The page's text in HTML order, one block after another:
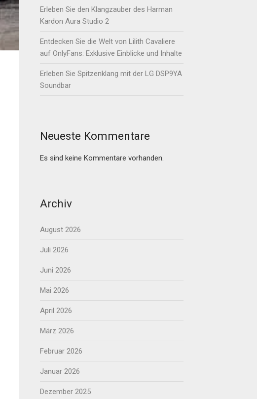
Erleben Sie den Klangzauber des Harman
Kardon Aura Studio 2
Entdecken Sie die Welt von Lilith Cavaliere
auf OnlyFans: Exklusive Einblicke und Inhalte
Erleben Sie Spitzenklang mit der LG DSP9YA
Soundbar
Neueste Kommentare
Es sind keine Kommentare vorhanden.
Archiv
August 2026
Juli 2026
Juni 2026
Mai 2026
April 2026
März 2026
Februar 2026
Januar 2026
Dezember 2025